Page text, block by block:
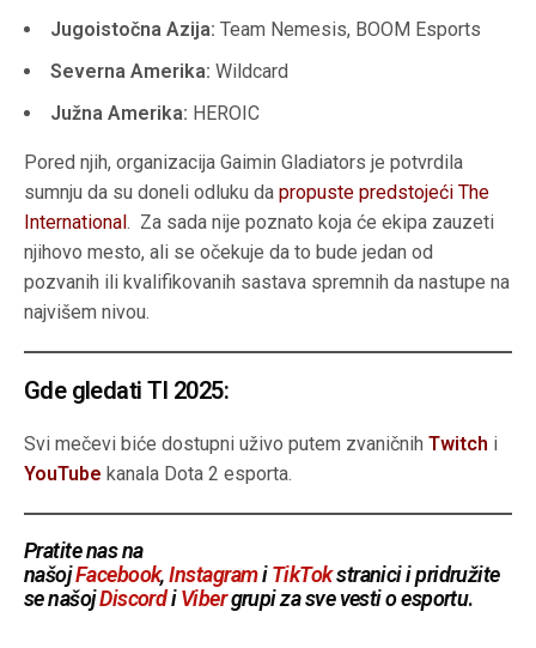
Jugoistočna Azija: Team Nemesis, BOOM Esports
Severna Amerika: Wildcard
Južna Amerika: HEROIC
Pored njih, organizacija Gaimin Gladiators je potvrdila
sumnju da su doneli odluku dapropuste predstojeći The
International. Za sada nije poznato koja će ekipa zauzeti
njihovo mesto, ali se očekuje da to bude jedan od
pozvanih ili kvalifikovanih sastava spremnih da nastupe na
najvišem nivou.
Gde gledati TI 2025:
Svi mečevi biće dostupni uživo putem zvaničnihTwitch i
YouTube kanala Dota 2 esporta.
Pratite nas na
našojFacebook,InstagramiTikTokstranici i pridružite
se našojDiscordiVibergrupi za sve vesti o esportu.